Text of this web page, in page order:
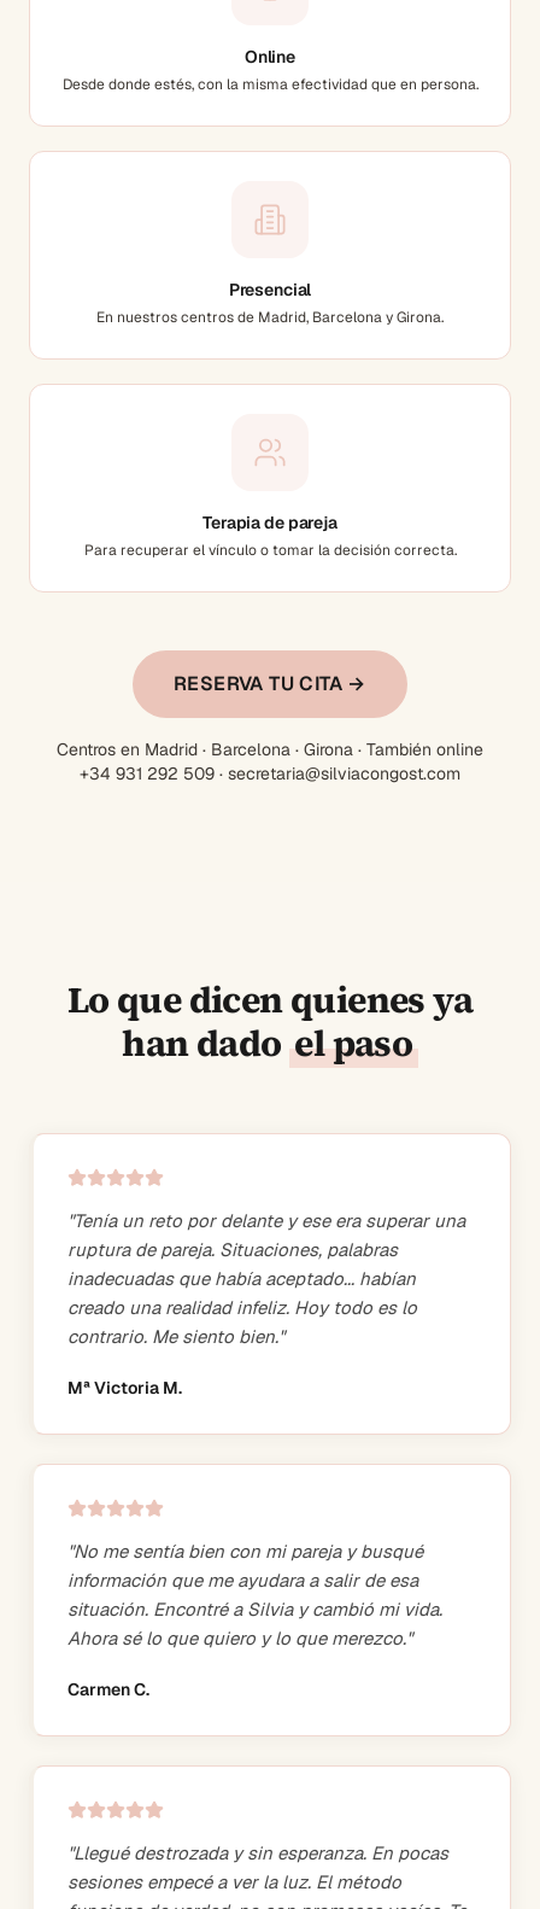
Online
Desde donde estés, con la misma efectividad que en persona.
Presencial
En nuestros centros de Madrid, Barcelona y Girona.
Terapia de pareja
Para recuperar el vínculo o tomar la decisión correcta.
RESERVA TU CITA →
Centros en Madrid · Barcelona · Girona · También online
+34 931 292 509 · secretaria@silviacongost.com
Lo que dicen quienes ya
han dado el paso
"Tenía un reto por delante y ese era superar una
ruptura de pareja. Situaciones, palabras
inadecuadas que había aceptado... habían
creado una realidad infeliz. Hoy todo es lo
contrario. Me siento bien."
Mª Victoria M.
"No me sentía bien con mi pareja y busqué
información que me ayudara a salir de esa
situación. Encontré a Silvia y cambió mi vida.
Ahora sé lo que quiero y lo que merezco."
Carmen C.
"Llegué destrozada y sin esperanza. En pocas
sesiones empecé a ver la luz. El método